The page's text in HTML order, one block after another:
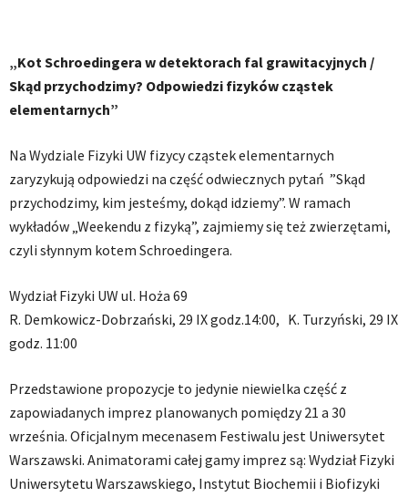
„Kot Schroedingera w detektorach fal grawitacyjnych /
Skąd przychodzimy? Odpowiedzi fizyków cząstek
elementarnych”
Na Wydziale Fizyki UW fizycy cząstek elementarnych
zaryzykują odpowiedzi na część odwiecznych pytań ”Skąd
przychodzimy, kim jesteśmy, dokąd idziemy”. W ramach
wykładów „Weekendu z fizyką”, zajmiemy się też zwierzętami,
czyli słynnym kotem Schroedingera.
Wydział Fizyki UW ul. Hoża 69
R. Demkowicz-Dobrzański, 29 IX godz.14:00, K. Turzyński, 29 IX
godz. 11:00
Przedstawione propozycje to jedynie niewielka część z
zapowiadanych imprez planowanych pomiędzy 21 a 30
września. Oficjalnym mecenasem Festiwalu jest Uniwersytet
Warszawski. Animatorami całej gamy imprez są: Wydział Fizyki
Uniwersytetu Warszawskiego, Instytut Biochemii i Biofizyki